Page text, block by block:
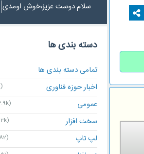
سلام دوست عزیز،خوش اومدی
دسته بندی ها
تمامی دسته بندی ها
اخبار حوزه فناوری
(2)
عمومی (3.9k)
سخت افزار (1.2k)
لپ تاپ (182)